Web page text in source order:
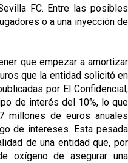
FC. Entre las posibles
o a una inyección de
que empezar a amortizar
que la entidad solicitó en
por El Confidencial,
de interés del 10%, lo que
millones de euros anuales
de intereses. Esta pesada
de una entidad que, por
oxígeno de asegurar una